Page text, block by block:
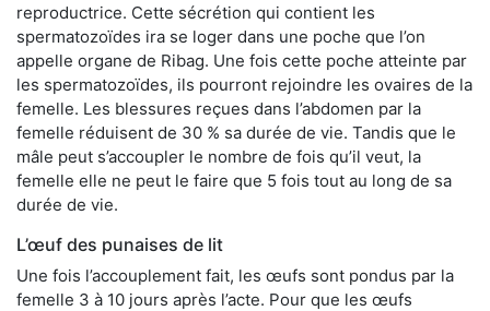
reproductrice. Cette sécrétion qui contient les
spermatozoïdes ira se loger dans une poche que l’on
appelle organe de Ribag. Une fois cette poche atteinte par
les spermatozoïdes, ils pourront rejoindre les ovaires de la
femelle. Les blessures reçues dans l’abdomen par la
femelle réduisent de 30 % sa durée de vie. Tandis que le
mâle peut s’accoupler le nombre de fois qu’il veut, la
femelle elle ne peut le faire que 5 fois tout au long de sa
durée de vie.
L’œuf des punaises de lit
Une fois l’accouplement fait, les œufs sont pondus par la
femelle 3 à 10 jours après l’acte. Pour que les œufs